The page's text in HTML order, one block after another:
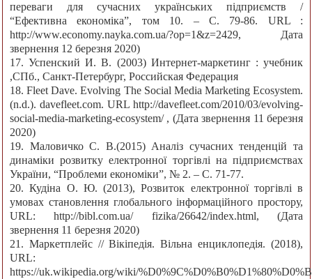
переваги для сучасних українських підприємств /
“Ефективна економіка”, том 10. – С. 79-86. URL :
http://www.economy.nayka.com.ua/?op=1&z=2429, Дата
звернення 12 березня 2020)
17. Успенский И. В. (2003) Интернет-маркетинг : учебник
,СПб., Санкт-Петербург, Российская Федерация
18. Fleet Dave. Evolving The Social Media Marketing Ecosystem.
(n.d.). davefleet.com. URL http://davefleet.com/2010/03/evolving-
social-media-marketing-ecosystem/ , (Дата звернення 11 березня
2020)
19. Маловичко С. В.(2015) Аналіз сучасних тенденцій та
динаміки розвитку електронної торгівлі на підприємствах
України, “Проблеми економіки”, № 2. – С. 71-77.
20. Кудіна О. Ю. (2013), Розвиток електронної торгівлі в
умовах становлення глобального інформаційного простору,
URL: http://bibl.com.ua/ fizika/26642/index.html, (Дата
звернення 11 березня 2020)
21. Маркетплейс // Вікіпедія. Вільна енциклопедія. (2018),
URL:
https://uk.wikipedia.org/wiki/